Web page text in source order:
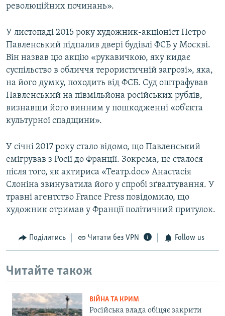
революційних починань».
У листопаді 2015 року художник-акціоніст Петро
Павленський підпалив двері будівлі ФСБ у Москві.
Він назвав цю акцію «рукавичкою, яку кидає
суспільство в обличчя терористичній загрозі», яка,
на його думку, походить від ФСБ. Суд оштрафував
Павленський на півмільйона російських рублів,
визнавши його винним у пошкодженні «об’єкта
культурної спадщини».
У січні 2017 року стало відомо, що Павленський
емігрував з Росії до Франції. Зокрема, це сталося
після того, як актириса «Театр.doc» Анастасія
Слоніна звинуватила його у спробі зґвалтування. У
травні агентство France Press повідомило, що
художник отримав у Франції політичний притулок.
Поділитись Читати без VPN Follow us
Читайте також
ВІЙНА ТА КРИМ
Російська влада обіцяє закрити